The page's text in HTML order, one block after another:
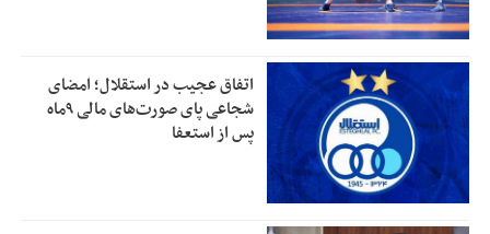
اتفاق عجیب در استقلال؛ امضای
شجاعی پای صورت‌های مالی ٩ماه
پس از استعفا